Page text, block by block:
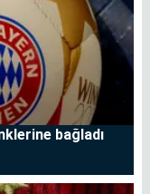
bağladı